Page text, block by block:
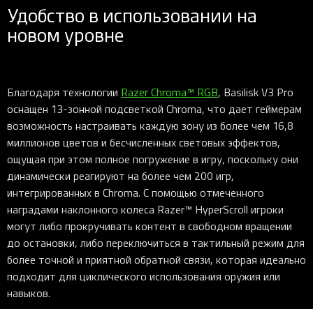
Удобство в использовании на
новом уровне
Благодаря технологии Razer Chroma™ RGB, Basilisk V3 Pro
оснащен 13-зонной подсветкой Chroma, что дает геймерам
возможность настраивать каждую зону из более чем 16,8
миллионов цветов и бесчисленных световых эффектов,
ощущая при этом полное погружение в игру, поскольку они
динамически реагируют на более чем 200 игр,
интегрированных в Chroma. С помощью отмеченного
наградами наклонного колеса Razer™ HyperScroll игроки
могут либо прокручивать контент в свободном вращении
до остановки, либо переключиться в тактильный режим для
более точной и приятной обратной связи, которая идеально
подходит для циклического использования оружия или
навыков.